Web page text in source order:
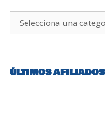
ÚLTIMOS AFILIADOS